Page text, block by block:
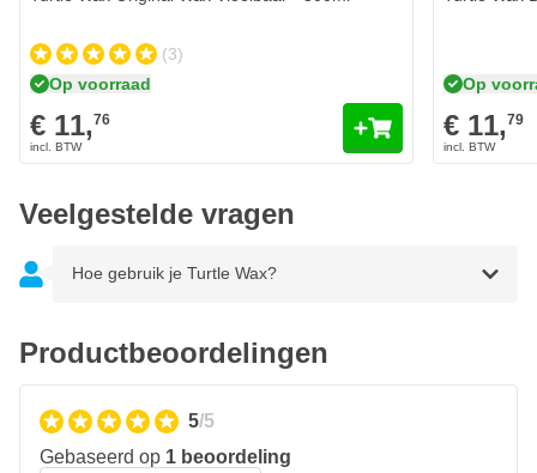
(3)
Op voorraad
€ 11,76
Op
€ 11,79
Veelgestelde vragen
Hoe gebruik je Turtle Wax?
Productbeoordelingen
5/5
Gebaseerd op 1 beoordeling